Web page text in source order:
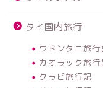
タイ国内旅行
ウドンタニ旅行
カオラック旅行
クラビ旅行記